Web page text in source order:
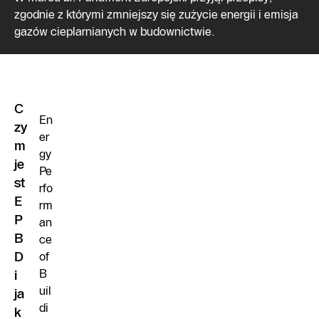
zgodnie z którymi zmniejszy się zużycie energii i emisja
gazów cieplarnianych w budownictwie.
C
zy
m
je
st
E
P
B
D
i
ja
k
En
er
gy
Pe
rfo
rm
an
ce
of
B
uil
di